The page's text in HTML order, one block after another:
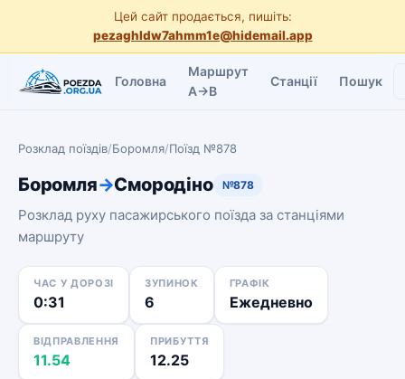
Цей сайт продається, пишіть:
pezaghldw7ahmm1e@hidemail.app
Головна
Маршрут
A→B
Станції Пошук
Розклад поїздів/Боромля/Поїзд №878
Боромля→Смородіно №878
Розклад руху пасажирського поїзда за станціями
маршруту
ЧАС У ДОРОЗІ
0:31
ЗУПИНОК
6
ГРАФІК
Ежедневно
ВІДПРАВЛЕННЯ
11.54
ПРИБУТТЯ
12.25